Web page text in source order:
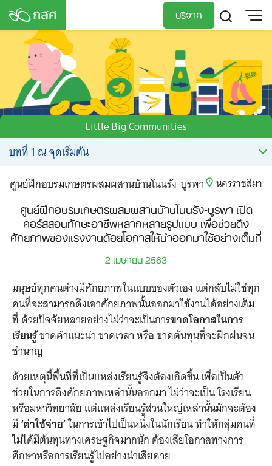
Skip
content
บริจาค
Little Big Communities
ศูนย์ฝึกอบรมเกษตรผสมผสานบ้านโนนรัง-บูรพา นครราชสีมา
ศูนย์ฝึกอบรมเกษตรผสมผสานบ้านโนนรัง-บูรพา เปิด
คอร์สสอนทักษะอาชีพหลากหลายรูปแบบ เพื่อช่วยดึง
ศักยภาพของแรงงานด้อยโอกาสให้นำออกมาใช้อย่างเต็มที่
2 เมษายน 2563
มนุษย์ทุกคนต่างมีศักยภาพในแบบของตัวเอง แต่กลับไม่ใช่ทุก
คนที่จะสามารถดึงเอาศักยภาพนั้นออกมาใช้งานได้อย่างเต็ม
ที่ ด้วยปัจจัยหลายอย่างไม่ว่าจะเป็นการขาดโอกาสในการ
เรียนรู้ขาดคำแนะนำ ขาดเวลา หรือ ขาดต้นทุนที่จะฝึกฝนจน
ชำนาญ
ด้วยเหตุนี้พื้นที่ที่เป็นแหล่งเรียนรู้จึงต้องเกิดขึ้น เพื่อเป็นตัว
ช่วยในการดึงศักยภาพเหล่านั้นออกมา ไม่ว่าจะเป็น โรงเรียน
หรือมหาวิทยาลัย แต่แหล่งเรียนรู้ส่วนใหญ่เหล่านั้นมักจะต้อง
มี ‘ค่าใช้จ่าย’ในการเข้าไปเป็นหนึ่งในนักเรียน ทำให้กลุ่มคนที่
ไม่ได้มีต้นทุนทางเศรษฐกิจมากนัก ต้องเสียโอกาสทางการ
ศึกษาหรือการเรียนรู้ไปอย่างน่าเสียดาย